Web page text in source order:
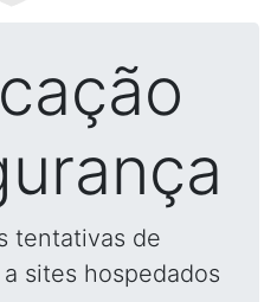
tentativas de
sites hospedados